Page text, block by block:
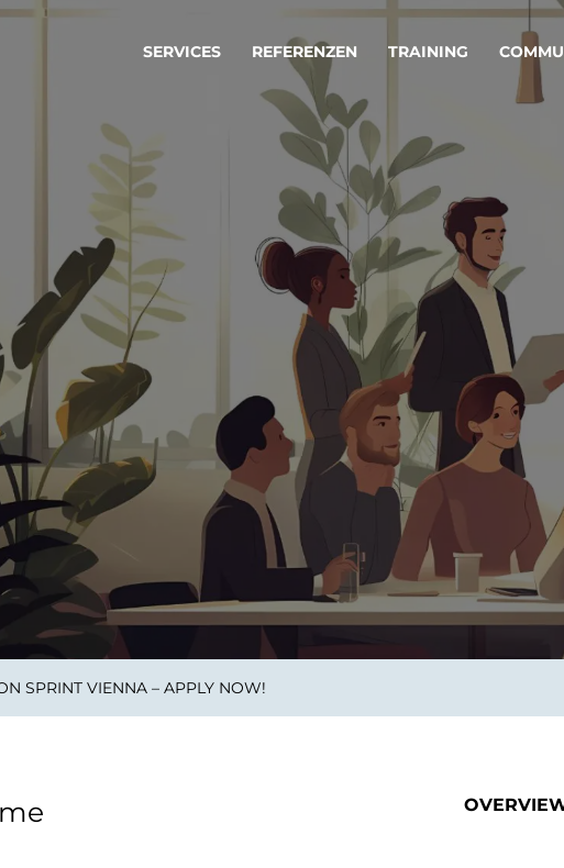
SERVICES
Strategie & Service Design
Wir verwandeln Ihre Ideen in erfolgreiche
Produkte & Dienstleistungen.
Software, Data & AI Engineering
Wir schaffen Produkte und Dienstleistungen,
IT-
Integrationslösungen
Integration als Innovation.
KI-Lösungen mit
industriellem
Reifegrad
Adaptive KI-Lösungen
ermöglichen ihrem
Unternehmen,
Entscheidungen in
zu treffen.
REFERENZEN TRAINING
SPRINT VIENNA – APPLY NOW!